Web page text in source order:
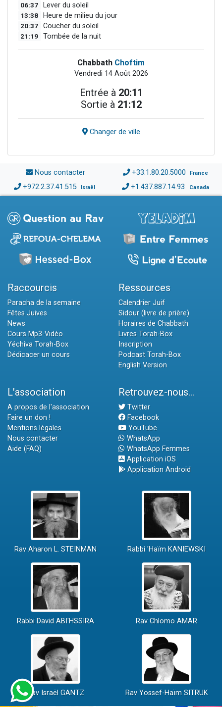
06:37 Lever du soleil
13:38 Heure de milieu du jour
20:37 Coucher du soleil
21:19 Tombée de la nuit
Chabbath Choftim
Vendredi 14 Août 2026
Entrée à 20:11
Sortie à 21:12
Changer de ville
Nous contacter +33.1.80.20.5000 France
+972.2.37.41.515 Israël +1.437.887.14.93 Canada
Raccourcis
Paracha de la semaine
Fêtes Juives
News
Cours Mp3-Vidéo
Yéchiva Torah-Box
Dédicacer un cours
Ressources
Calendrier Juif
Sidour (livre de prière)
Horaires de Chabbath
Livres Torah-Box
Inscription
Podcast Torah-Box
English Version
L'association
A propos de l'association
Faire un don !
Mentions légales
Nous contacter
Aide (FAQ)
Retrouvez-nous...
Twitter
Facebook
YouTube
WhatsApp
WhatsApp Femmes
Application iOS
Application Android
Rav Aharon L. STEINMAN Rabbi 'Haïm KANIEWSKI
Rabbi David ABI'HSSIRA Rav Chlomo AMAR
Rav Israël GANTZ Rav Yossef-Haïm SITRUK